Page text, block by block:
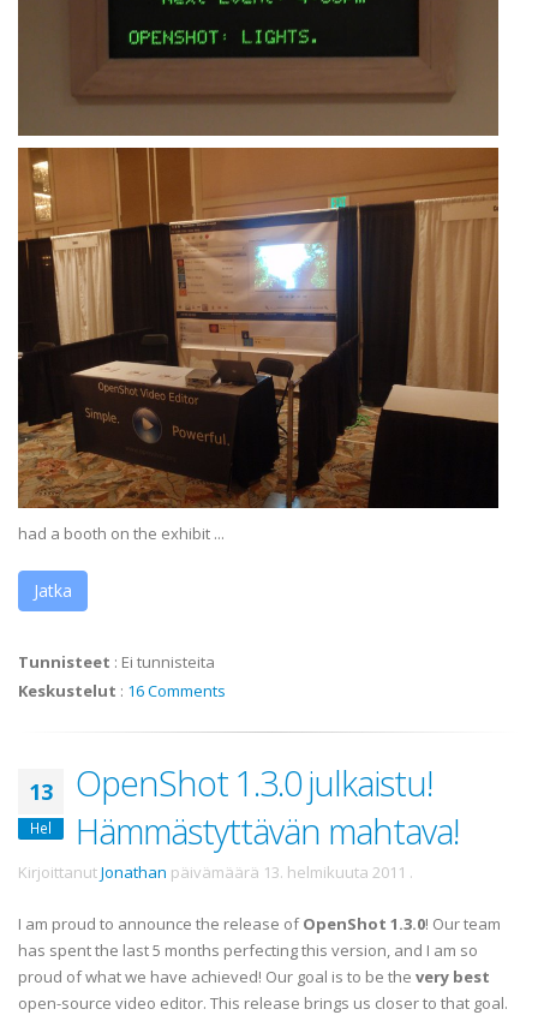
had a booth on the exhibit ...
Jatka
Tunnisteet : Ei tunnisteita
Keskustelut : 16 Comments
13
Hel
OpenShot 1.3.0 julkaistu!
Hämmästyttävän mahtava!
KirjoittanutJonathan päivämäärä 13. helmikuuta 2011 .
I am proud to announce the release ofOpenShot 1.3.0! Our team
has spent the last 5 months perfecting this version, and I am so
proud of what we have achieved! Our goal is to be the very best
open-source video editor. This release brings us closer to that goal.